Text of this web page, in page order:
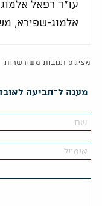
עו"ד רפאל אלמוג
אלמוג-שפירא,
מציג 0 תגובות משורשרות
מענה ל־תביעה